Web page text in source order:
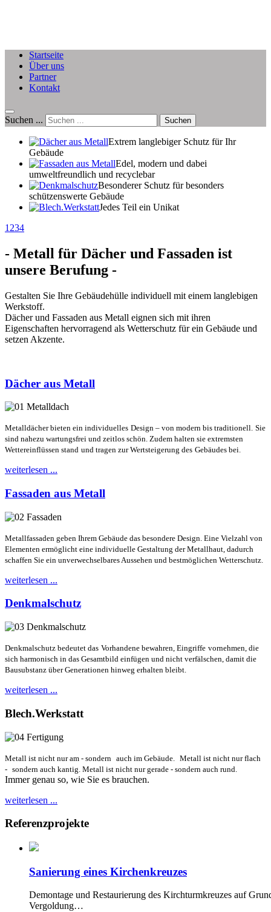
Startseite
Über uns
Partner
Kontakt
Suchen ... Suchen
Extrem langlebiger Schutz für Ihr
Gebäude
Edel, modern und dabei
umweltfreundlich und recyclebar
Besonderer Schutz für besonders
schützenswerte Gebäude
Jedes Teil ein Unikat
1 234
- Metall für Dächer und Fassaden ist
unsere Berufung -
Gestalten Sie Ihre Gebäudehülle individuell mit einem langlebigen
Werkstoff.
Dächer und Fassaden aus Metall eignen sich mit ihren
Eigenschaften hervorragend als Wetterschutz für ein Gebäude und
setzen Akzente.
Dächer aus Metall
Metalldächer bieten ein individuelles Design – von modern bis traditionell. Sie
sind nahezu wartungsfrei und zeitlos schön. Zudem halten sie extremsten
Wettereinflüssen stand und tragen zur Wertsteigerung des Gebäudes bei.
weiterlesen ...
Fassaden aus Metall
Metallfassaden geben Ihrem Gebäude das besondere Design. Eine Vielzahl von
Elementen ermöglicht eine individuelle Gestaltung der Metallhaut, dadurch
schaffen Sie ein unverwechselbares Aussehen und bestmöglichen Wetterschutz.
weiterlesen ...
Denkmalschutz
Denkmalschutz bedeutet das Vorhandene bewahren, Eingriffe vornehmen, die
sich harmonisch in das Gesamtbild einfügen und nicht verfälschen, damit die
Bausubstanz über Generationen hinweg erhalten bleibt.
weiterlesen ...
Blech.Werkstatt
Metall ist nicht nur am - sondern auch im Gebäude.
Metall ist nicht nur flach
- sondern auch kantig. Metall ist nicht nur gerade - sondern auch rund.
Immer genau so, wie Sie es brauchen.
weiterlesen ...
Referenzprojekte
Sanierung eines Kirchenkreuzes
Demontage und Restaurierung des Kirchturmkreuzes auf
Vergoldung…